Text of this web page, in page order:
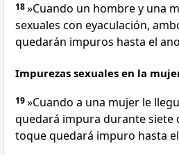
18»Cuando un hombre y una
sexuales con eyaculación,
quedarán impuros hasta el
Impurezas sexuales en la
19»Cuando a una mujer le
quedará impura durante siete
toque quedará impuro hasta